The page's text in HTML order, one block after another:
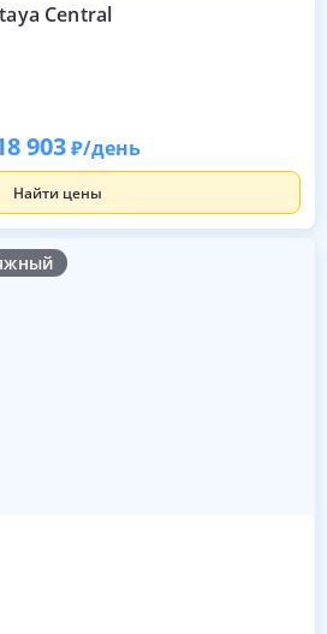
Central
903 /день
Найти цены